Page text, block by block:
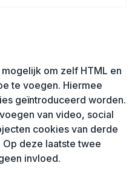
om zelf HTML en
te voegen. Hiermee
geïntroduceerd worden.
van video, social
cookies van derde
deze laatste twee
invloed.